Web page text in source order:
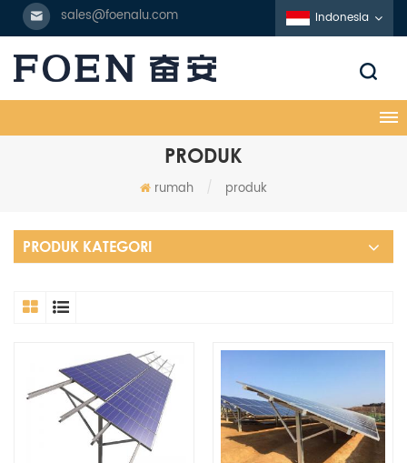
sales@foenalu.com Indonesia
PRODUK
rumah / produk
PRODUK KATEGORI